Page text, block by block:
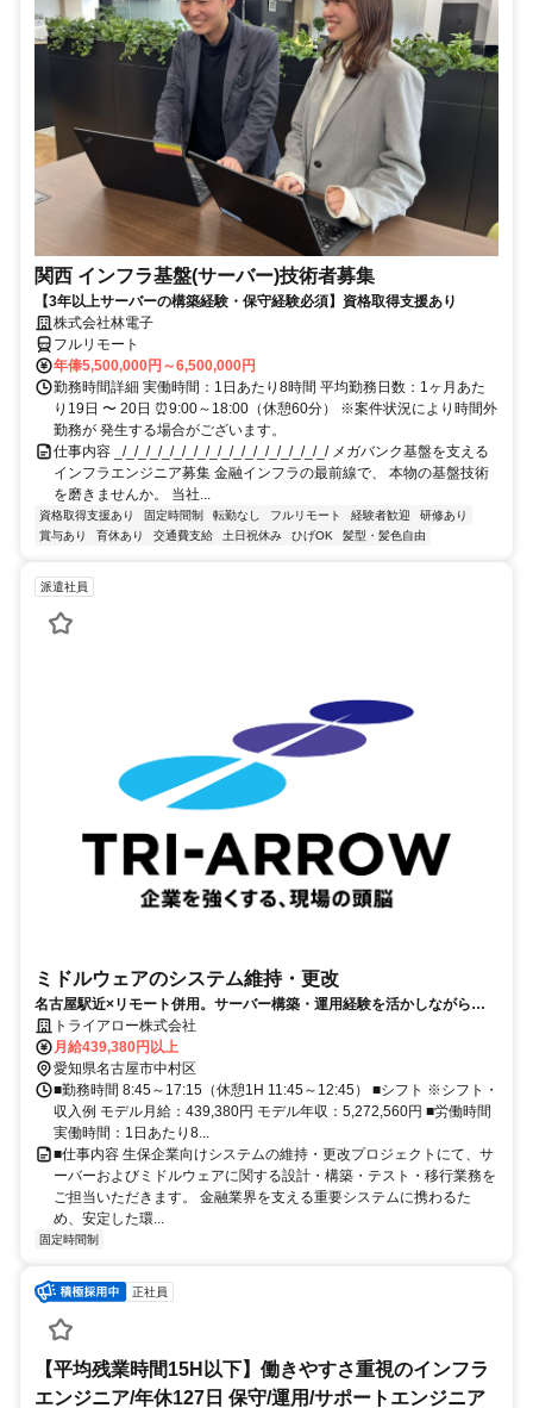
関西 インフラ基盤(サーバー)技術者募集
【3年以上サーバーの構築経験・保守経験必須】資格取得支援あり
株式会社林電子
フルリモート
年俸5,500,000円～6,500,000円
勤務時間詳細 実働時間：1日あたり8時間 平均勤務日数：1ヶ月あた
り19日 〜 20日 ⏰9:00～18:00（休憩60分） ※案件状況により時間外
勤務が 発生する場合がございます。
仕事内容 _/_/_/_/_/_/_/_/_/_/_/_/_/_/_/_/_/_/ メガバンク基盤を支える
インフラエンジニア募集 金融インフラの最前線で、 本物の基盤技術
を磨きませんか。 当社...
資格取得支援あり 固定時間制 転勤なし フルリモート 経験者歓迎
研修あり
賞与あり
育休あり 交通費支給 土日祝休み ひげOK 髪型・髪色自由
派遣社員
ミドルウェアのシステム維持・更改
名古屋駅近×リモート併用。サーバー構築・運用経験を活かしながら、
上流工程にも挑戦できます。
トライアロー株式会社
月給439,380円以上
愛知県名古屋市中村区
■勤務時間 8:45～17:15（休憩1H 11:45～12:45） ■シフト ※シフト・
収入例 モデル月給：439,380円 モデル年収：5,272,560円 ■労働時間
実働時間：1日あたり8...
■仕事内容 生保企業向けシステムの維持・更改プロジェクトにて、サ
ーバーおよびミドルウェアに関する設計・構築・テスト・移行業務を
ご担当いただきます。 金融業界を支える重要システムに携わるた
め、安定した環...
固定時間制
正社員
【平均残業時間15H以下】働きやすさ重視のインフラ
エンジニア/年休127日 保守/運用/サポートエンジニア